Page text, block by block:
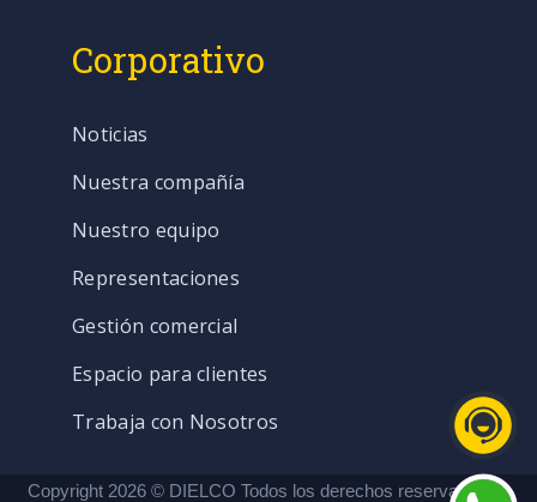
Corporativo
Noticias
Nuestra compañía
Nuestro equipo
Representaciones
Gestión comercial
Espacio para clientes
Trabaja con Nosotros
Copyright 2026 © DIELCO Todos los derechos reservados. |